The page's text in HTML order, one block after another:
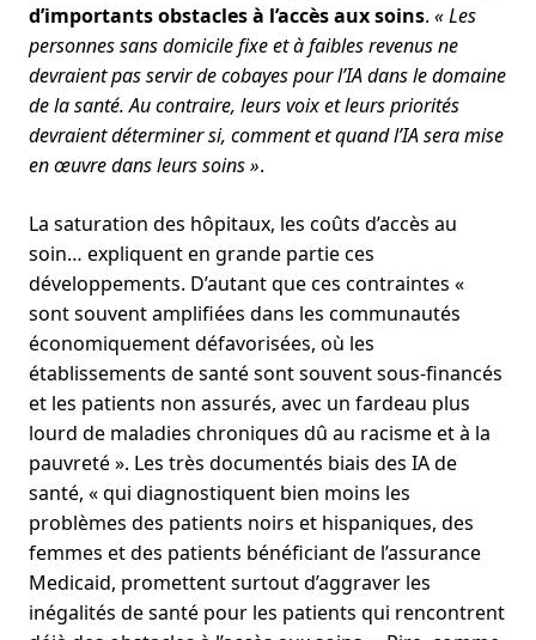
d’importants obstacles à l’accès aux soins. « Les
personnes sans domicile fixe et à faibles revenus ne
devraient pas servir de cobayes pour l’IA dans le domaine
de la santé. Au contraire, leurs voix et leurs priorités
devraient déterminer si, comment et quand l’IA sera mise
en œuvre dans leurs soins ».
La saturation des hôpitaux, les coûts d’accès au
soin… expliquent en grande partie ces
développements. D’autant que ces contraintes «
sont souvent amplifiées dans les communautés
économiquement défavorisées, où les
établissements de santé sont souvent sous-financés
et les patients non assurés, avec un fardeau plus
lourd de maladies chroniques dû au racisme et à la
pauvreté ». Les très documentés biais des IA de
santé, « qui diagnostiquent bien moins les
problèmes des patients noirs et hispaniques, des
femmes et des patients bénéficiant de l’assurance
Medicaid, promettent surtout d’aggraver les
inégalités de santé pour les patients qui rencontrent